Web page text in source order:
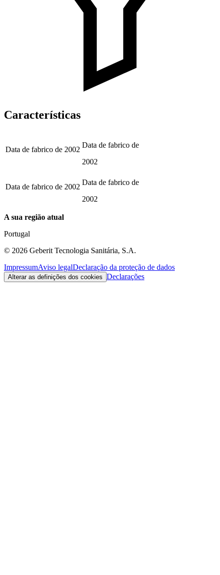
Características
Data de fabrico de 2002
Data de fabrico de
2002
Data de fabrico de 2002
Data de fabrico de
2002
A sua região atual
Portugal
© 2026 Geberit Tecnologia Sanitária, S.A.
ImpressumAviso legalDeclaração da proteção de dados
Alterar as definições dos cookies Declarações